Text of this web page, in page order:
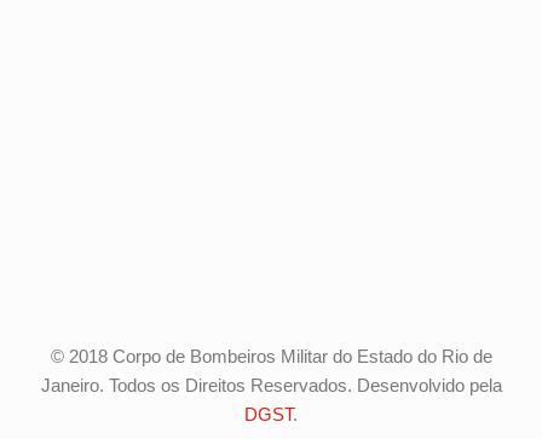
© 2018 Corpo de Bombeiros Militar do Estado do Rio de
Janeiro. Todos os Direitos Reservados. Desenvolvido pela
DGST.